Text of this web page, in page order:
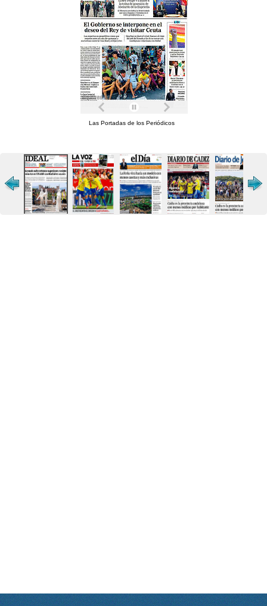
Las Portadas de los Periódicos